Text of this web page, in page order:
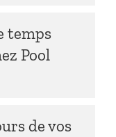
temps
Pool
de vos